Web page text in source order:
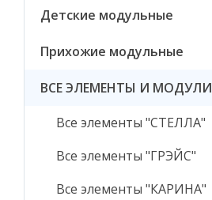
ВСЕ ЭЛЕМЕНТЫ И
МОДУЛИ
Детские модульные
Прихожие модульные
ВСЕ ЭЛЕМЕНТЫ И МОДУЛИ
Все элементы "СТЕЛЛА"
Все элементы "ГРЭЙС"
Все элементы "КАРИНА"